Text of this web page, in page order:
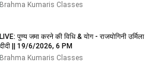
Brahma Kumaris Classes
LIVE: पुण्य जमा करने की विधि & योग - राजयोगिनी उर्मिला
दीदी || 19/6/2026, 6 PM
Brahma Kumaris Classes